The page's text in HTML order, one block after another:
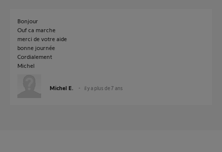
Bonjour
Ouf ca marche
merci de votre aide
bonne journée
Cordialement
Michel
Michel E. il y a plus de 7 ans